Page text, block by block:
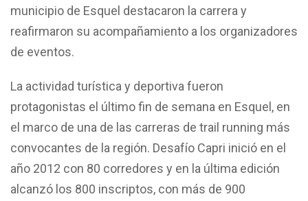
municipio de Esquel destacaron la carrera y
reafirmaron su acompañamiento a los organizadores
de eventos.
La actividad turística y deportiva fueron
protagonistas el último fin de semana en Esquel, en
el marco de una de las carreras de trail running más
convocantes de la región. Desafío Capri inició en el
año 2012 con 80 corredores y en la última edición
alcanzó los 800 inscriptos, con más de 900